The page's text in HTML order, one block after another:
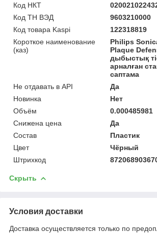
Код НКТ
Код ТН ВЭД
9603210000
Код товара Kaspi
122318819
Короткое наименование
(каз)
Philips
Plaque
дыбыстық
арналған
саптама
Не отдавать в API
Да
Новинка
Нет
Объём
0.000485981
Снижена цена
Да
Состав
Пластик
Цвет
Чёрный
Штрихкод
Скрыть
Условия доставки
Доставка осуществляется только по